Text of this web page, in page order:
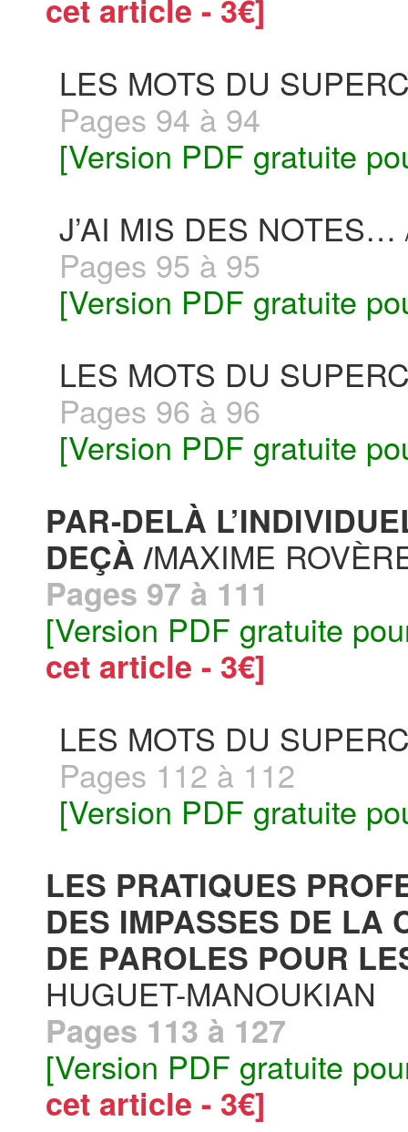
cet article - 3€]
LES MOTS DU
Pages 94 à 94
[Version PDF gratuite
J’AI MIS DES NOTES…
Pages 95 à 95
[Version PDF gratuite
LES MOTS DU
Pages 96 à 96
[Version PDF gratuite
PAR-DELÀ
DEÇÀ /MAXIME
Pages 97 à 111
[Version PDF gratuite
cet article - 3€]
LES MOTS DU
Pages 112 à 112
[Version PDF gratuite
LES PRATIQUES
DES IMPASSES DE LA
DE PAROLES POUR
HUGUET-MANOUKIAN
Pages 113 à 127
[Version PDF gratuite
cet article - 3€]